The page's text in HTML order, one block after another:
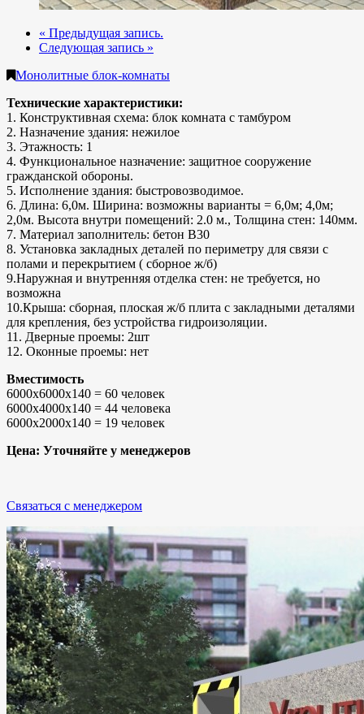
« Предыдущая запись.
Следующая запись »
Монолитные блок-комнаты
Технические характеристики:
1. Конструктивная схема: блок комната с тамбуром
2. Назначение здания: нежилое
3. Этажность: 1
4. Функциональное назначение: защитное сооружение
гражданской обороны.
5. Исполнение здания: быстровозводимое.
6. Длина: 6,0м. Ширина: возможны варианты = 6,0м; 4,0м;
2,0м. Высота внутри помещений: 2.0 м., Толщина стен: 140мм.
7. Материал заполнитель: бетон В30
8. Установка закладных деталей по периметру для связи с
полами и перекрытием ( сборное ж/б)
9.Наружная и внутренняя отделка стен: не требуется, но
возможна
10.Крыша: сборная, плоская ж/б плита с закладными деталями
для крепления, без устройства гидроизоляции.
11. Дверные проемы: 2шт
12. Оконные проемы: нет
Вместимость
6000х6000х140 = 60 человек
6000х4000х140 = 44 человека
6000х2000х140 = 19 человек
Цена: Уточняйте у менеджеров
Связаться с менеджером